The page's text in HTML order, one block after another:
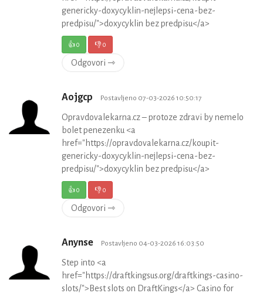
genericky-doxycyklin-nejlepsi-cena-bez-
predpisu/">doxycyklin bez predpisu</a>
👍0 👎0
Odgovori ⇾
Aojgcp Postavljeno 07-03-2026 10:50:17
Opravdovalekarna.cz – protoze zdravi by nemelo
bolet penezenku <a
href="https://opravdovalekarna.cz/koupit-
genericky-doxycyklin-nejlepsi-cena-bez-
predpisu/">doxycyklin bez predpisu</a>
👍0 👎0
Odgovori ⇾
Anynse Postavljeno 04-03-2026 16:03:50
Step into <a
href="https://draftkingsus.org/draftkings-casino-
slots/">Best slots on DraftKings</a> Casino for